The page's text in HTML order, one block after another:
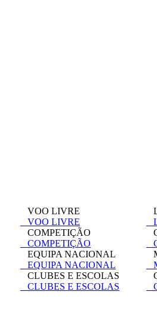
VOO LIVRE
VOO LIVRE
COMPETIÇÃO
COMPETIÇÃO
EQUIPA NACIONAL
EQUIPA NACIONAL
CLUBES E ESCOLAS
CLUBES E ESCOLAS